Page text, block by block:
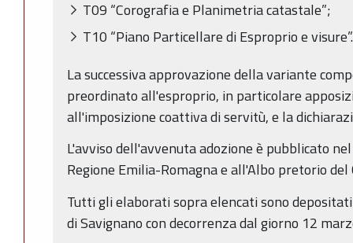
T09 “Corografia e Planimetria catastale”;
T10 “Piano Particellare di Esproprio e visure”.
La successiva approvazione della variante
preordinato all'esproprio, in particolare
all'imposizione coattiva di servitù, e la
L'avviso dell'avvenuta adozione è pubblicato
Regione Emilia-Romagna e all'Albo pretorio del
Tutti gli elaborati sopra elencati sono
di Savignano con decorrenza dal giorno 12